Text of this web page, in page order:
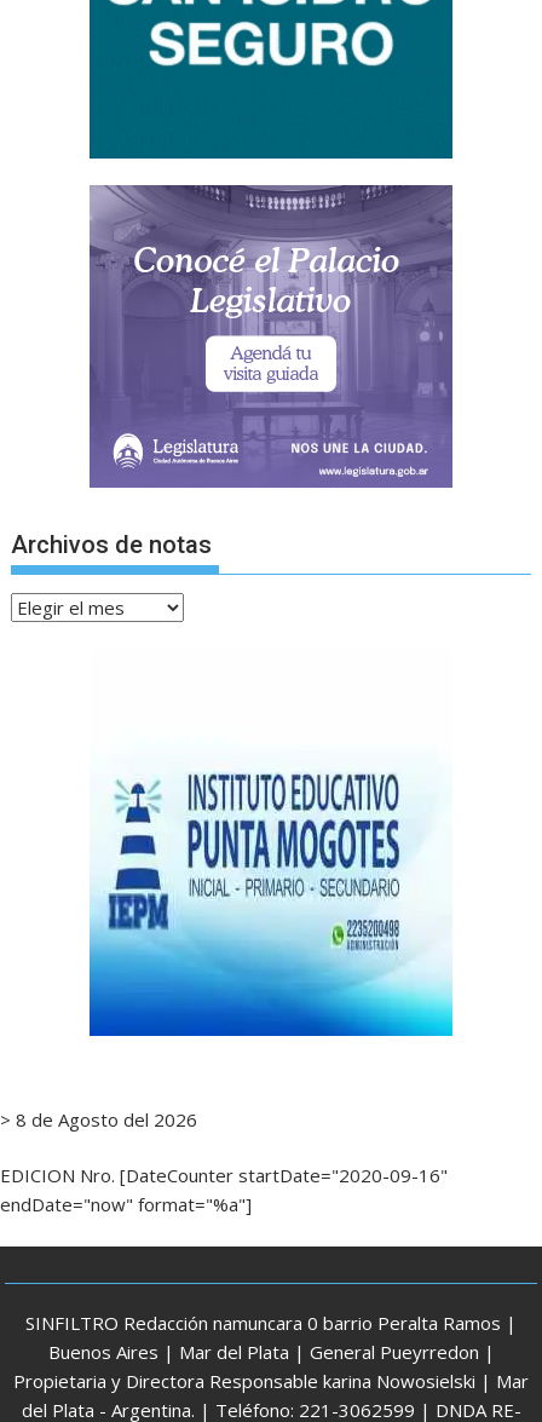
Archivos de notas
Archivos
> 8 de Agosto del 2026
EDICION Nro. [DateCounter startDate="2020-09-16"
endDate="now" format="%a"]
SINFILTRO Redacción namuncara 0 barrio Peralta Ramos |
Buenos Aires | Mar del Plata | General Pueyrredon |
Propietaria y Directora Responsable karina Nowosielski | Mar
del Plata - Argentina. | Teléfono: 221-3062599 | DNDA RE-